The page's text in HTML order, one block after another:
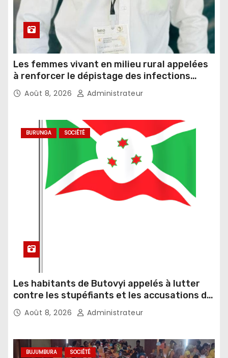
Les femmes vivant en milieu rural appelées
à renforcer le dépistage des infections
sexuellement transmissibles
Août 8, 2026 Administrateur
BURUNGA SOCIÉTÉ
Les habitants de Butovyi appelés à lutter
contre les stupéfiants et les accusations de
sorcellerie
Août 8, 2026 Administrateur
BUJUMBURA SOCIÉTÉ